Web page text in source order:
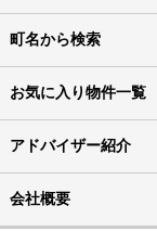
町名から検索
お気に入り物件一覧
アドバイザー紹介
会社概要